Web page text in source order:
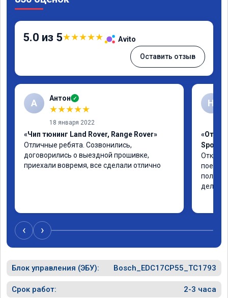
5.0 из 5★★★★★ Avito
Оставить отзыв
А Антон ✓
★★★★★
18 января 2022
«Чип тюнинг Land Rover, Range Rover»
Отличные ребята. Созвонились,
договорились о выездной прошивке,
приехали вовремя, все сделали отлично
Н
Sport
полет
дела.
‹ ›
Блок управления (ЭБУ): Bosch_EDC17CP55_TC1793
Срок работ: 2-3 часа